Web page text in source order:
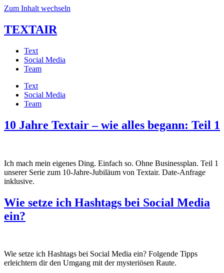
Zum Inhalt wechseln
TEXTAIR
Text
Social Media
Team
Text
Social Media
Team
10 Jahre Textair – wie alles begann: Teil 1
Ich mach mein eigenes Ding. Einfach so. Ohne Businessplan. Teil 1
unserer Serie zum 10-Jahre-Jubiläum von Textair. Date-Anfrage
inklusive.
Wie setze ich Hashtags bei Social Media
ein?
Wie setze ich Hashtags bei Social Media ein? Folgende Tipps
erleichtern dir den Umgang mit der mysteriösen Raute.